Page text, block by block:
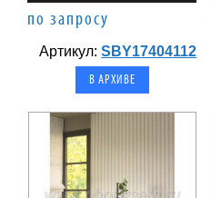
по запросу
Артикул:SBY17404112
В АРХИВЕ